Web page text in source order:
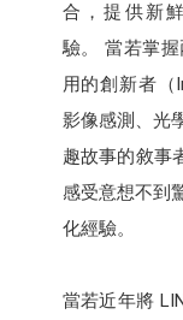
合，提供新
驗。 當若掌
用的創新者（
影像感測、光
趣故事的敘事
感受意想不到
化經驗。
當若近年將